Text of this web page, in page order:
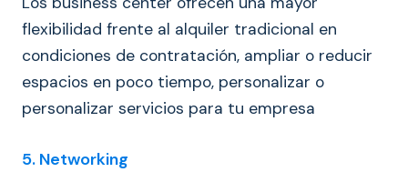
flexibilidad frente al alquiler tradicional en
condiciones de contratación, ampliar o reducir
espacios en poco tiempo, personalizar o
personalizar servicios para tu empresa
5. Networking